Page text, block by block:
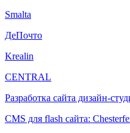
Smalta
ДеПочто
Krealin
CENTRAL
Разработка сайта дизайн-
CMS для flash сайта: